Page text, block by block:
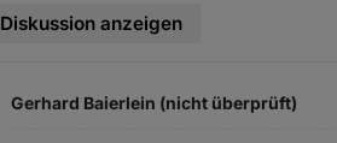
Diskussion anzeigen
Gerhard Baierlein (nicht überprüft)